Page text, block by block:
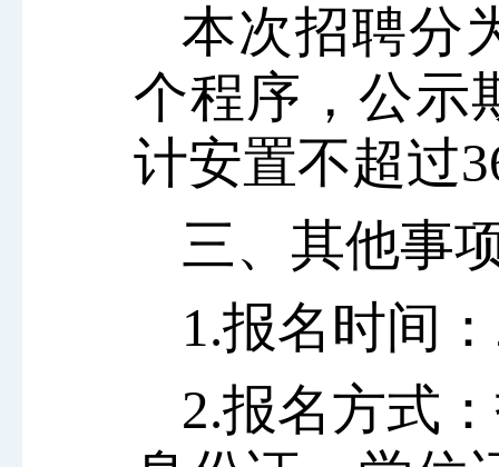
本次招聘分
个程序，公示
计安置不超过
三、其他事
1.报名时间
2.报名方式：